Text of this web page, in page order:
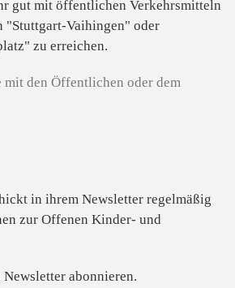
gut mit öffentlichen Verkehrsmitteln
"Stuttgart-Vaihingen" oder
zu erreichen.
den Öffentlichen oder dem
in ihrem Newsletter regelmäßig
zur Offenen Kinder- und
Newsletter abonnieren.